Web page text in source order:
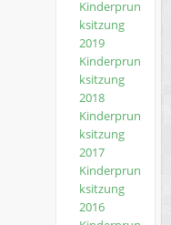
Kinderprun
ksitzung
2019
Kinderprun
ksitzung
2018
Kinderprun
ksitzung
2017
Kinderprun
ksitzung
2016